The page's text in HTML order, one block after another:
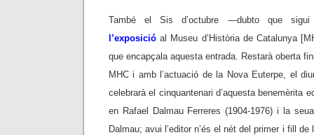
També el Sis d’octubre —dubto que sigui
l’exposició al Museu d’Història de Catalunya
que encapçala aquesta entrada. Restarà oberta
MHC i amb l’actuació de la Nova Euterpe, el
celebrarà el cinquantenari d’aquesta benemèrita
en Rafael Dalmau Ferreres (1904-1976) i la
Dalmau; avui l’editor n’és el nét del primer i fill